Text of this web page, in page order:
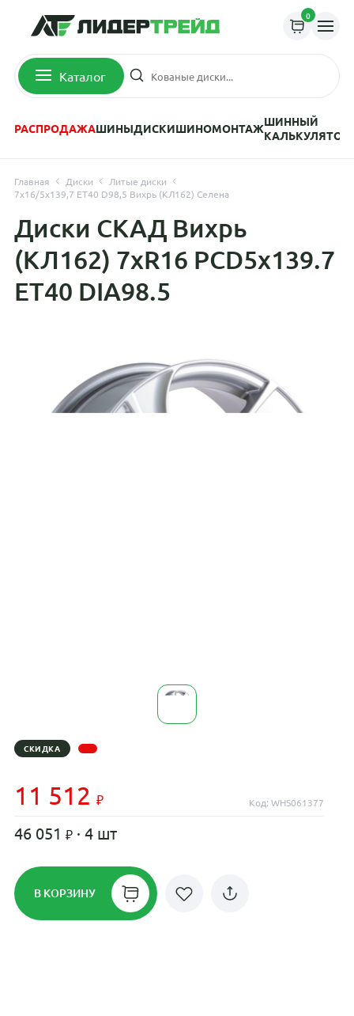
0
Каталог
РАСПРОДАЖАШИНЫДИСКИШИНОМОНТАЖШИННЫЙ
КАЛЬКУЛЯТОР
Главная Диски
Литые диски
7x16/5x139,7 ET40 D98,5 Вихрь (КЛ162) Селена
Диски СКАД Вихрь
(КЛ162) 7xR16 PCD5x139.7
ET40 DIA98.5
СКИДКА
11 512 Код: WHS061377
46 051 · 4 шт
В КОРЗИНУ